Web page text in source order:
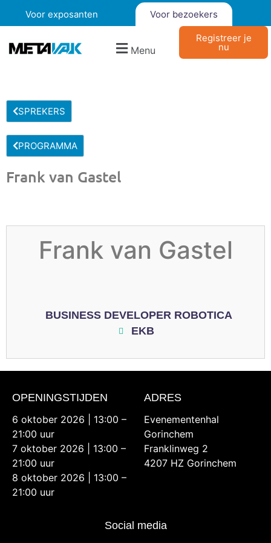
Voor exposanten Voor bezoekers
Menu
Registreer je
nu
SPREKERS
PROGRAMMA
Frank van Gastel
Frank van Gastel
BUSINESS DEVELOPER ROBOTICA
EKB
OPENINGSTIJDEN
6 oktober 2026 | 13:00 –
21:00 uur
7 oktober 2026 | 13:00 –
21:00 uur
8 oktober 2026 | 13:00 –
21:00 uur
ADRES
Evenementenhal
Gorinchem
Franklinweg 2
4207 HZ Gorinchem
Social media